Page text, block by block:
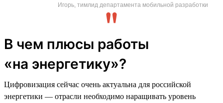
Игорь, тимлид департамента мобильной разработки
В чем плюсы работы
«на энергетику»?
Цифровизация сейчас очень актуальна для российской
энергетики — отрасли необходимо наращивать уровень